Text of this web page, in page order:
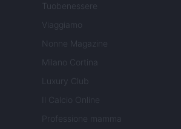
Tuobenessere
Viaggiamo
Nonne Magazine
Milano Cortina
Luxury Club
Il Calcio Online
Professione mamma